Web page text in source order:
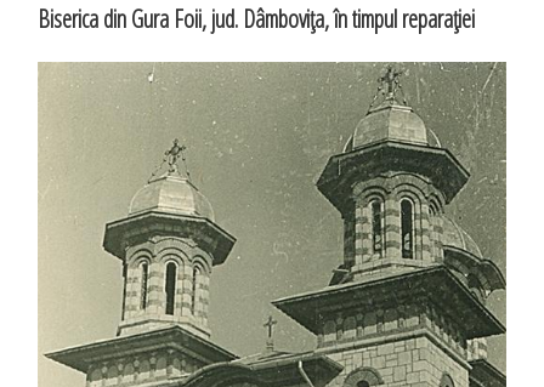
Biserica din Gura Foii, jud. Dâmboviţa, în timpul reparaţiei